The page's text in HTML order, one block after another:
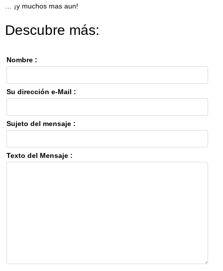
… ¡y muchos mas aun!
Descubre más:
Nombre :
Su dirección e-Mail :
Sujeto del mensaje :
Texto del Mensaje :